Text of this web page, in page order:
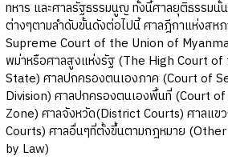
ทหาร และศาลรัฐธรรมนูญ ทั้งนี้ศาลยุติธรรมนั้
ต่างๆตามลำดับขั้นดังต่อไปนี้ ศาลฎีกาแห่งสห
Supreme Court of the Union of
พม่าหรือศาลสูงแห่งรัฐ (The High Court
State) ศาลปกครองตนเองภาค (Court of
Division) ศาลปกครองตนเองพื้นที่ (Court
Zone) ศาลจังหวัด(District Courts) ศาลแข
Courts) ศาลอื่นๆที่ตั้งขึ้นตามกฎหมาย
by Law)